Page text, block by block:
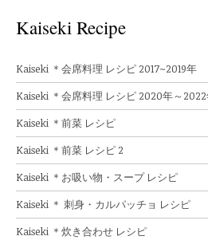
Kaiseki Recipe
Kaiseki ＊会席料理 レシピ 2017~2019年
Kaiseki ＊会席料理 レシピ 2020年～
Kaiseki ＊前菜 レシピ
Kaiseki ＊前菜 レシピ 2
Kaiseki ＊お吸い物・スープ レシピ
Kaiseki ＊ 刺身・カルパッチョ レシピ
Kaiseki ＊炊き合わせ レシピ